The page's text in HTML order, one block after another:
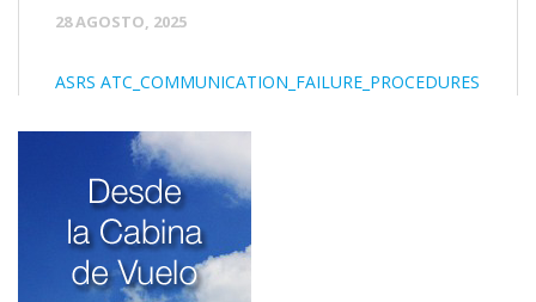
28 AGOSTO, 2025
ASRS ATC_COMMUNICATION_FAILURE_PROCEDURES